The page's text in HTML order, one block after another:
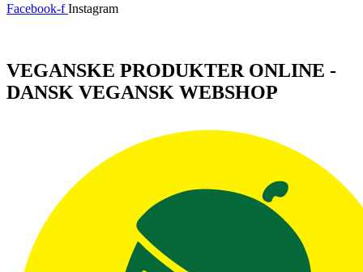
Facebook-f Instagram
VEGANSKE PRODUKTER ONLINE -
DANSK VEGANSK WEBSHOP